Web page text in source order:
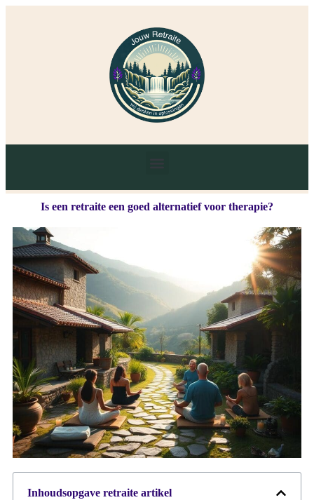
Is een retraite een goed alternatief voor therapie?
Inhoudsopgave retraite artikel